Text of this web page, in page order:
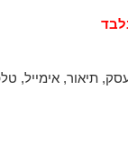
תיאור, אימייל,